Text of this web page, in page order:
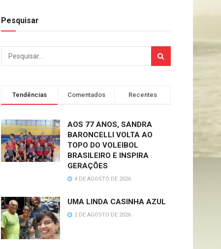
Pesquisar
Tendências Comentados Recentes
AOS 77 ANOS, SANDRA
BARONCELLI VOLTA AO
TOPO DO VOLEIBOL
BRASILEIRO E INSPIRA
GERAÇÕES
4 DE AGOSTO DE 2026
UMA LINDA CASINHA AZUL
2 DE AGOSTO DE 2026